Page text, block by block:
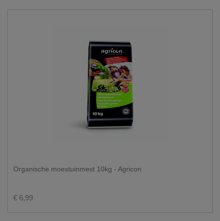
Organische moestuinmest 10kg - Agricon
€ 6,99